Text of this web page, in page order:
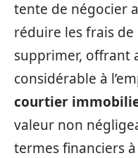
tente de négocier
réduire les frais
supprimer, offrant
considérable à
courtier
valeur non
termes financiers